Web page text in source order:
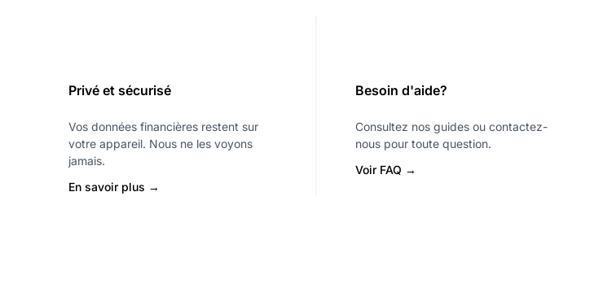
Privé et sécurisé
Vos données financières restent sur
votre appareil. Nous ne les voyons
jamais.
En savoir plus →
Besoin d'aide?
Consultez nos guides ou contactez-
nous pour toute question.
Voir FAQ →